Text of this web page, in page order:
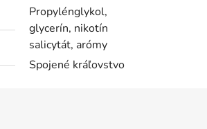
Propylénglykol,
glycerín, nikotín
salicytát, arómy
Spojené kráľovstvo